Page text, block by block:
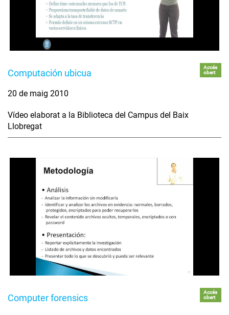
Computación ubicua
Accés
obert
20 de maig 2010
Vídeo elaborat a la Biblioteca del Campus del Baix
Llobregat
Computer forensics
Accés
obert